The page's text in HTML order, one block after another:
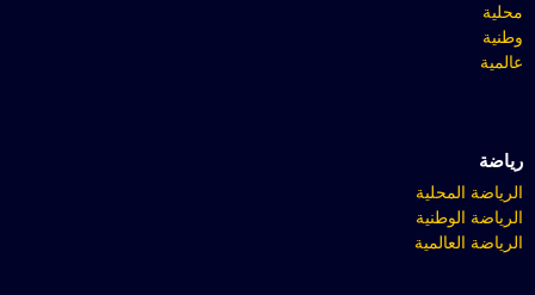
محلية
وطنية
عالمية
رياضة
الرياضة المحلية
الرياضة الوطنية
الرياضة العالمية